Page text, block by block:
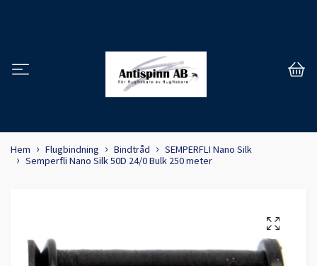
Hem Flugbindning Bindtråd
SEMPERFLI Nano Silk
Semperfli Nano Silk 50D 24/0 Bulk 250 meter